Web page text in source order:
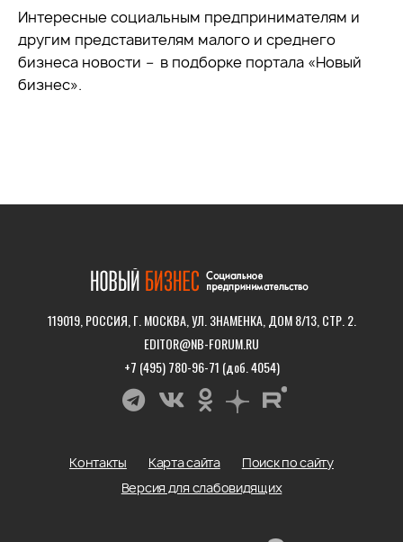
Интересные социальным предпринимателям и
другим представителям малого и среднего
бизнеса новости – в подборке портала «Новый
бизнес».
119019, РОССИЯ, Г. МОСКВА, УЛ. ЗНАМЕНКА, ДОМ 8/13, СТР. 2.
EDITOR@NB-FORUM.RU
+7 (495) 780-96-71 (доб. 4054)
Контакты Карта сайта
Поиск по сайту
Версия для слабовидящих